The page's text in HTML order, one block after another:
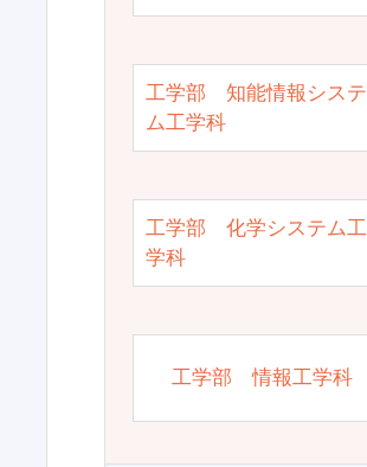
工学部 知能情報システ
ム工学科
工学部 化学システム工
学科
工学部 情報工学科